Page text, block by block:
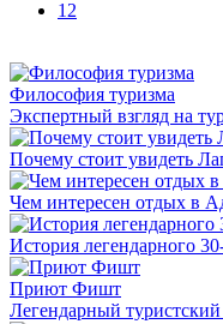
12
Философия туризма
Экспертный взгляд на
Почему стоит увидеть
Чем интересен отдых в
История легендарного
Приют Фишт
Легендарный туристский